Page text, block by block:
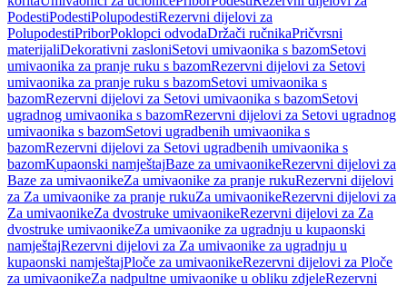
PodestiPodestiPolupodestiRezervni dijelovi za
PolupodestiPriborPoklopci odvodaDržači ručnikaPričvrsni
materijaliDekorativni zasloniSetovi umivaonika s bazomSetovi
umivaonika za pranje ruku s bazomRezervni dijelovi za Setovi
umivaonika za pranje ruku s bazomSetovi umivaonika s
bazomRezervni dijelovi za Setovi umivaonika s bazomSetovi
ugradnog umivaonika s bazomRezervni dijelovi za Setovi ugradnog
umivaonika s bazomSetovi ugradbenih umivaonika s
bazomRezervni dijelovi za Setovi ugradbenih umivaonika s
bazomKupaonski namještajBaze za umivaonikeRezervni dijelovi za
Baze za umivaonikeZa umivaonike za pranje rukuRezervni dijelovi
za Za umivaonike za pranje rukuZa umivaonikeRezervni dijelovi za
Za umivaonikeZa dvostruke umivaonikeRezervni dijelovi za Za
dvostruke umivaonikeZa umivaonike za ugradnju u kupaonski
namještajRezervni dijelovi za Za umivaonike za ugradnju u
kupaonski namještajPloče za umivaonikeRezervni dijelovi za Ploče
za umivaonikeZa nadpultne umivaonike u obliku zdjeleRezervni